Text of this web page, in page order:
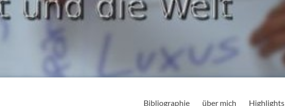
Bibliographie über mich Highlights